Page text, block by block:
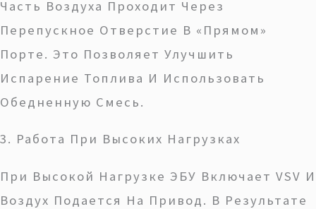
Часть Воздуха Проходит Через
Перепускное Отверстие В «прямом»
Порте. Это Позволяет Улучшить
Испарение Топлива И Использовать
Обедненную Смесь.
3. Работа При Высоких Нагрузках
При Высокой Нагрузке ЭБУ Включает VSV И
Воздух Подается На Привод. В Результате